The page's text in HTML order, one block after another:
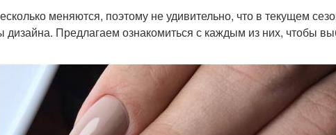
меняются, поэтому не удивительно, что в текущем
Предлагаем ознакомиться с каждым из них, чтобы